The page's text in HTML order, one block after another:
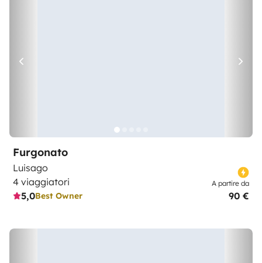
Furgonato
Luisago
4 viaggiatori
5,0Best Owner
A partire da
90 €